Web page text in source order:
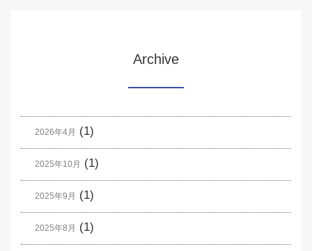
Archive
2026年4月 (1)
2025年10月 (1)
2025年9月 (1)
2025年8月 (1)